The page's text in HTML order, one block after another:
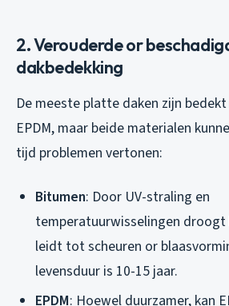
2. Verouderde or
dakbedekking
De meeste platte daken zijn
EPDM, maar beide materialen
tijd problemen vertonen:
Bitumen: Door UV-straling en
temperatuurwisselingen
leidt tot scheuren or
levensduur is 10-15 jaar.
EPDM: Hoewel duurzamer, kan